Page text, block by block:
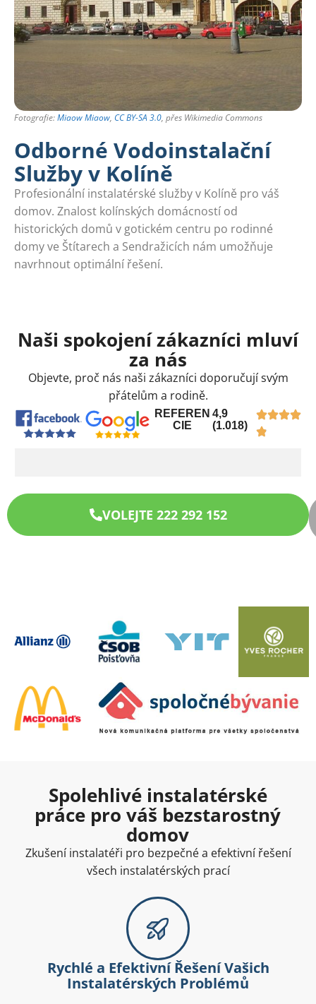
Fotografie:Miaow Miaow, CC BY-SA 3.0, přes Wikimedia Commons
Odborné Vodoinstalační
Služby v Kolíně
Profesionální instalatérské služby v Kolíně pro váš
domov. Znalost kolínských domácností od
historických domů v gotickém centru po rodinné
domy ve Štítarech a Sendražicích nám umožňuje
navrhnout optimální řešení.
Naši spokojení zákazníci mluví
za nás
Objevte, proč nás naši zákazníci doporučují svým
přátelům a rodině.
REFEREN
CIE
4,9
(1.018)
VOLEJTE 222 292 152
Spolehlivé instalatérské
práce pro váš bezstarostný
domov
Zkušení instalatéři pro bezpečné a efektivní řešení
všech instalatérských prací
Rychlé a Efektivní Řešení Vašich
Instalatérských Problémů